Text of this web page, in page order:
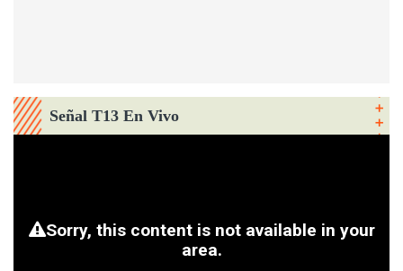
Señal T13 En Vivo